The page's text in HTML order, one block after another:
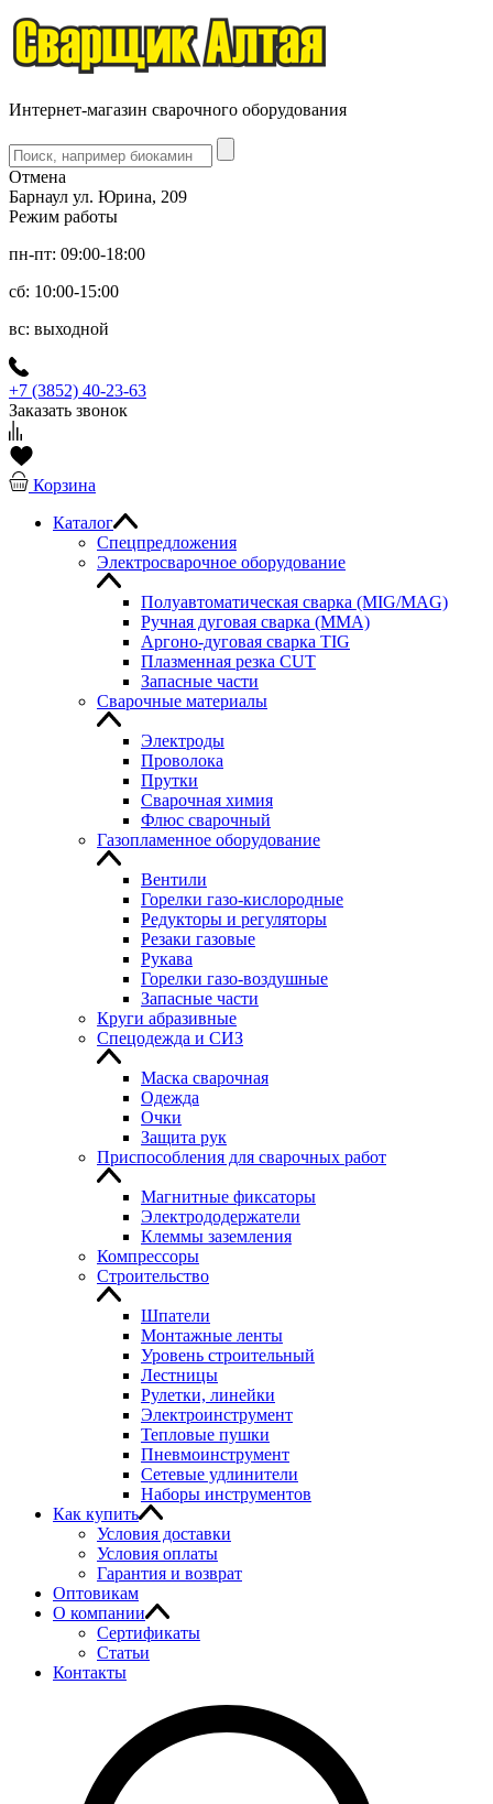
Интернет-магазин сварочного оборудования
Отмена
Барнаул ул. Юрина, 209
Режим работы
пн-пт: 09:00-18:00
сб: 10:00-15:00
вс: выходной
+7 (3852) 40-23-63
Заказать звонок
Корзина
Каталог
Спецпредложения
Электросварочное оборудование
Полуавтоматическая сварка (MIG/MAG)
Ручная дуговая сварка (MMA)
Аргоно-дуговая сварка TIG
Плазменная резка CUT
Запасные части
Сварочные материалы
Электроды
Проволока
Прутки
Сварочная химия
Флюс сварочный
Газопламенное оборудование
Вентили
Горелки газо-кислородные
Редукторы и регуляторы
Резаки газовые
Рукава
Горелки газо-воздушные
Запасные части
Круги абразивные
Спецодежда и СИЗ
Маска сварочная
Одежда
Очки
Защита рук
Приспособления для сварочных работ
Магнитные фиксаторы
Электрододержатели
Клеммы заземления
Компрессоры
Строительство
Шпатели
Монтажные ленты
Уровень строительный
Лестницы
Рулетки, линейки
Электроинструмент
Тепловые пушки
Пневмоинструмент
Сетевые удлинители
Наборы инструментов
Как купить
Условия доставки
Условия оплаты
Гарантия и возврат
Оптовикам
О компании
Сертификаты
Статьи
Контакты